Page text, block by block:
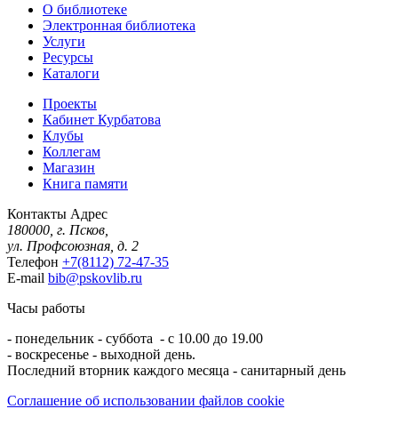
О библиотеке
Электронная библиотека
Услуги
Ресурсы
Каталоги
Проекты
Кабинет Курбатова
Клубы
Коллегам
Магазин
Книга памяти
Контакты Адрес
180000, г. Псков,
ул. Профсоюзная, д. 2
Телефон +7(8112) 72-47-35
E-mail bib@pskovlib.ru
Часы работы
- понедельник - суббота - с 10.00 до 19.00
- воскресенье - выходной день.
Последний вторник каждого месяца - санитарный день
Соглашение об использовании файлов cookie